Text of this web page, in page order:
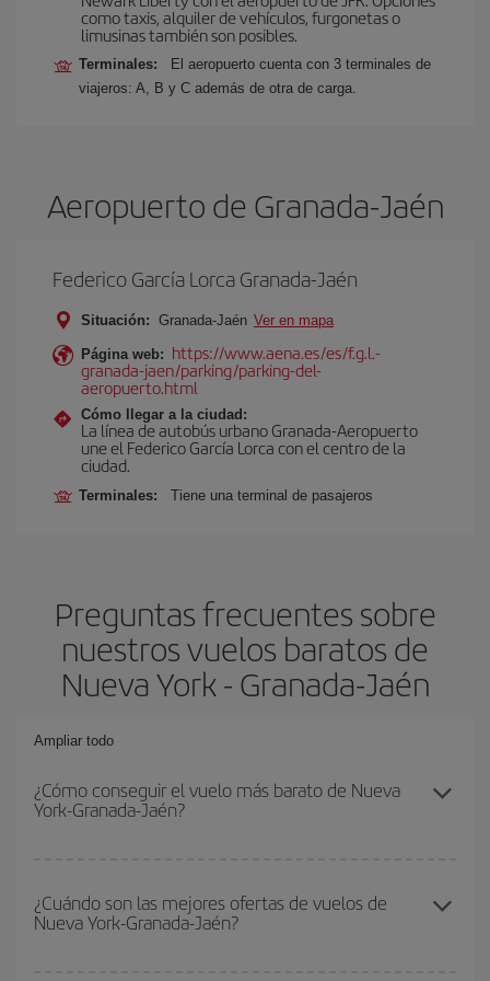
como taxis, alquiler de vehículos, furgonetas o
limusinas también son posibles.
Terminales:
El aeropuerto cuenta con 3 terminales de
viajeros: A, B y C además de otra de carga.
Aeropuerto de Granada-Jaén
Federico García Lorca Granada-Jaén
Situación: Granada-Jaén Ver en mapa
Página web: https://www.aena.es/es/f.g.l.-
granada-jaen/parking/parking-del-
aeropuerto.html
Cómo llegar a la ciudad:
La línea de autobús urbano Granada-Aeropuerto
une el Federico García Lorca con el centro de la
ciudad.
Terminales: Tiene una terminal de pasajeros
Preguntas frecuentes sobre
nuestros vuelos baratos de
Nueva York - Granada-Jaén
Ampliar todo
¿Cómo conseguir el vuelo más barato de Nueva
York-Granada-Jaén?
Jaén-dest y conseguir el vuelo más barato si evitas temporadas
altas, compras con antelación y puedes ser flexible con las
¿Cuándo son las mejores ofertas de vuelos de
Nueva York-Granada-Jaén?